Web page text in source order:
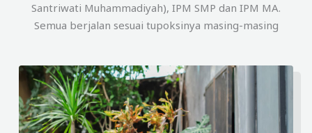
Santriwati Muhammadiyah), IPM SMP dan IPM MA.
Semua berjalan sesuai tupoksinya masing-masing